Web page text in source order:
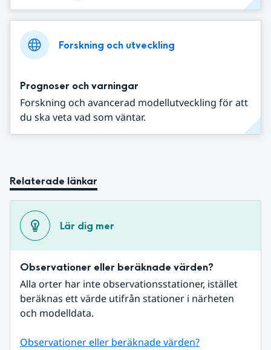
Forskning och utveckling
Prognoser och varningar
Forskning och avancerad modellutveckling för att
du ska veta vad som väntar.
Relaterade länkar
Lär dig mer
Observationer eller beräknade värden?
Alla orter har inte observationsstationer, istället
beräknas ett värde utifrån stationer i närheten
och modelldata.
Observationer eller beräknade värden?